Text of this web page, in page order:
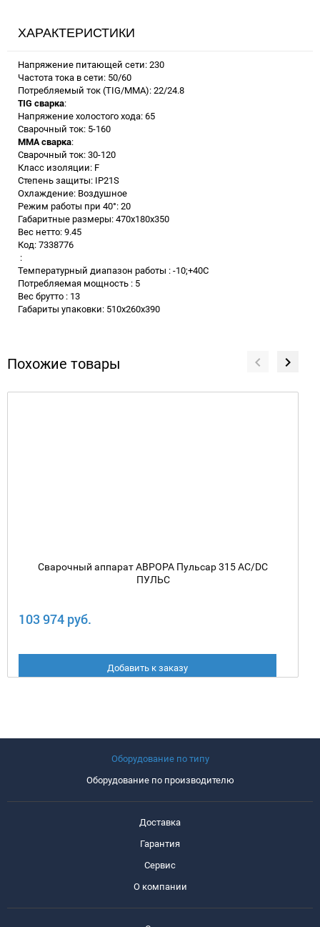
ХАРАКТЕРИСТИКИ
Напряжение питающей сети: 230
Частота тока в сети: 50/60
Потребляемый ток (TIG/MMA): 22/24.8
TIG сварка:
Напряжение холостого хода: 65
Сварочный ток: 5-160
MMA сварка:
Сварочный ток: 30-120
Класс изоляции: F
Степень защиты: IP21S
Охлаждение: Воздушное
Режим работы при 40°: 20
Габаритные размеры: 470x180x350
Вес нетто: 9.45
Код: 7338776
:
Температурный диапазон работы : -10;+40C
Потребляемая мощность : 5
Вес брутто : 13
Габариты упаковки: 510x260x390
Похожие товары
Сварочный аппарат АВРОРА Пульсар 315 AC/DC
ПУЛЬС
103 974 руб.
Добавить к заказу
Оборудование по типу
Оборудование по производителю
Доставка
Гарантия
Сервис
О компании